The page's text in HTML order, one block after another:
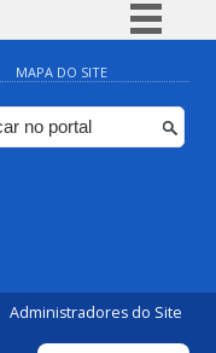
Simplifique!
Comunica BR
Participe
MAPA DO SITE
Administradores do Site